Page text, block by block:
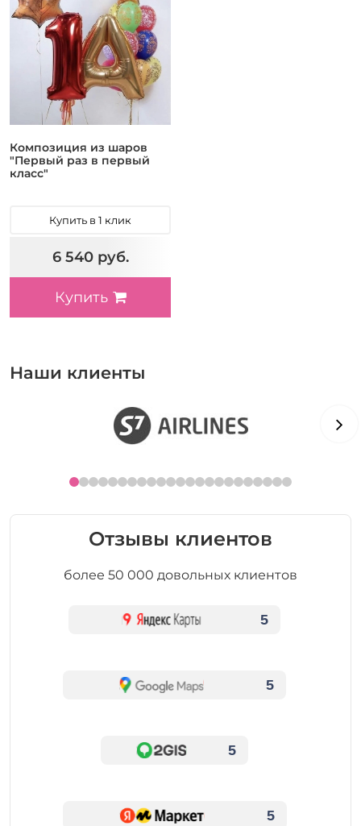
Композиция из шаров
"Первый раз в первый
класс"
Купить в 1 клик
6 540 руб.
Купить
Наши клиенты
Отзывы клиентов
более 50 000 довольных клиентов
5
5
5
5